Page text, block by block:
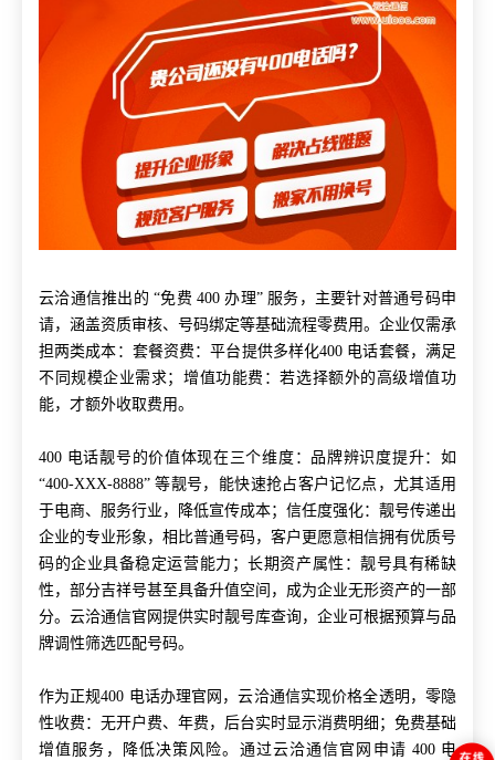
云洽通信推出的 “免费 400 办理” 服务，主要针对普通号码申
请，涵盖资质审核、号码绑定等基础流程零费用。企业仅需承
担两类成本：套餐资费：平台提供多样化400 电话套餐，满足
不同规模企业需求；增值功能费：若选择额外的高级增值功
能，才额外收取费用。
400 电话靓号的价值体现在三个维度：品牌辨识度提升：如
“400-XXX-8888” 等靓号，能快速抢占客户记忆点，尤其适用
于电商、服务行业，降低宣传成本；信任度强化：靓号传递出
企业的专业形象，相比普通号码，客户更愿意相信拥有优质号
码的企业具备稳定运营能力；长期资产属性：靓号具有稀缺
性，部分吉祥号甚至具备升值空间，成为企业无形资产的一部
分。云洽通信官网提供实时靓号库查询，企业可根据预算与品
牌调性筛选匹配号码。
作为正规400 电话办理官网，云洽通信实现价格全透明，零隐
性收费：无开户费、年费，后台实时显示消费明细；免费基础
增值服务，降低决策风险。通过云洽通信官网申请 400 电